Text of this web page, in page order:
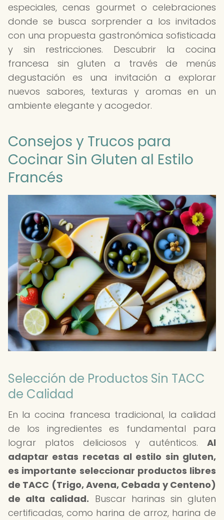
especiales, cenas gourmet o celebraciones
donde se busca sorprender a los invitados
con una propuesta gastronómica sofisticada
y sin restricciones. Descubrir la cocina
francesa sin gluten a través de menús
degustación es una invitación a explorar
nuevos sabores, texturas y aromas en un
ambiente elegante y acogedor.
Consejos y Trucos para
Cocinar Sin Gluten al Estilo
Francés
Selección de Productos Sin TACC
de Calidad
En la cocina francesa tradicional, la calidad
de los ingredientes es fundamental para
lograr platos deliciosos y auténticos. Al
adaptar estas recetas al estilo sin gluten,
es importante seleccionar productos libres
de TACC (Trigo, Avena, Cebada y Centeno)
de alta calidad. Buscar harinas sin gluten
certificadas, como harina de arroz, harina de